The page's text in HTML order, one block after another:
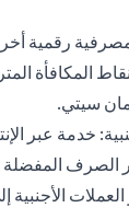
رقمية
المكافأة
سيتي.
خدمة عبر
الصرف المفضلة
الأجنبية